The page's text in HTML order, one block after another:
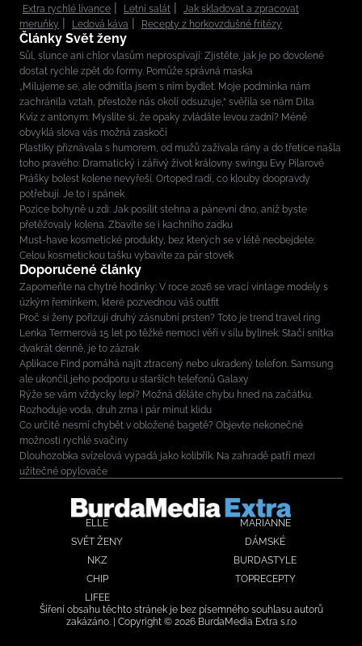
Extra rychlé lívance
Letní salát
Jak skladovat a zpracovat
meruňky
Ledová káva Recepty z horkovzdušné fritézy
Články Svět ženy
Sůl, slunce ani chlor vlasům neprospívají: Zjistěte, jak je po dovolené
dostat rychle zpět do formy. Pomůže správná maska
„Milujeme se, ale odmítla jsem s ním bydlet. Moje podmínka nám
zachránila vztah, přestože nás okolí odsuzuje,“ svěřila se nám Dita
Kvíz z antonym: Myslíte si, že opaky zvládáte levou zadní? Méně
obvyklá slova vás možná zaskočí
Plastiky přiznávala s humorem, od mužů zažívala rány a do třetice našla
toho pravého: Dramatický i zářivý život královny swingu Evy Pilarové
Prášky bolest kolene nevyřeší. Ortoped radí, co klouby doopravdy
potřebují. Je to i spánek
Pozice bohyně u zdi: Jak posílit stehna a pánevní dno, aniž byste
přetěžovaly kolena. Zbavíte se i kachního zadku
Must-have kosmetické produkty, bez kterých se v létě neobejdete:
Celou kosmetickou tašku vybavíte za pár stovek
Doporučené články
Zapomeňte na chytré hodinky: V roce 2026 se vrací vintage modely s
úzkým řemínkem, které pozvednou váš outfit
Proč si ženy pořizují druhý zásnubní prsten? Toto je trend travel ring
Lenka Termerová 15 let po těžké nemoci věří v sílu bylinek: Stačí snítka
dvakrát denně, je to zázrak
Aplikace Find pomáhá najít ztracený nebo ukradený telefon. Samsung
ale ukončil jeho podporu u starších telefonů Galaxy
Rýže se vám vždycky lepí? Možná děláte chybu hned na začátku.
Rozhoduje voda, druh zrna i pár minut klidu
Co určitě nesmí chybět v obložené bagetě? Objevte nekonečné
možnosti rychlé svačiny
Dlouhozobka svízelová vypadá jako kolibřík. Na zahradě patří mezi
užitečné opylovače
ELLE
MARIANNE
SVĚT ŽENY
DÁMSKÉ
NKZ
BURDASTYLE
CHIP
TOPRECEPTY
LIFEE
Šíření obsahu těchto stránek je bez písemného souhlasu autorů
zakázáno. | Copyright © 2026 BurdaMedia Extra s.r.o